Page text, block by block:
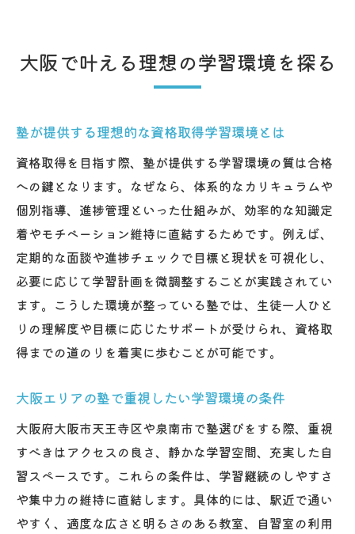
資格取得を塾で目指す際の効果的な学習法
学習塾で夢を叶えるためのポイント集
ント
目標達成に向けた塾の選び方と学習計画づ
くり
資格取得に直結する塾活用の工夫を伝授
塾で夢を実現するためのモチベーション維
持法
資格取得を叶える塾活用の実践的アドバイ
ス
塾の支援を最大限活用し夢を実現するコツ
塾選びが資格取得や将来に与える影響を分
資格取得を視野に入れた塾選びの大切な視
点
塾の選択が将来の進路や資格取得に直結す
る理由
大阪で叶える理想の学習環境を探る
塾が提供する理想的な資格取得学習環境とは
資格取得を目指す際、塾が提供する学習環境の質は合格
への鍵となります。なぜなら、体系的なカリキュラムや
個別指導、進捗管理といった仕組みが、効率的な知識定
着やモチベーション維持に直結するためです。例えば、
定期的な面談や進捗チェックで目標と現状を可視化し、
必要に応じて学習計画を微調整することが実践されてい
ます。こうした環境が整っている塾では、生徒一人ひと
りの理解度や目標に応じたサポートが受けられ、資格取
得までの道のりを着実に歩むことが可能です。
大阪エリアの塾で重視したい学習環境の条件
大阪府大阪市天王寺区や泉南市で塾選びをする際、重視
すべきはアクセスの良さ、静かな学習空間、充実した自
習スペースです。これらの条件は、学習継続のしやすさ
や集中力の維持に直結します。具体的には、駅近で通い
やすく、適度な広さと明るさのある教室、自習室の利用